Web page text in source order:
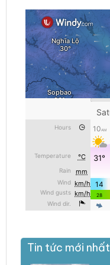
Tin tức mới nhất